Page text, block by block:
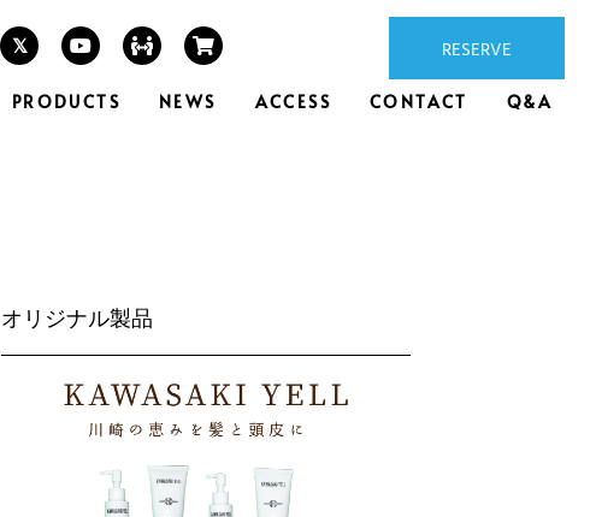
RESERVE
PRODUCTS NEWS ACCESS CONTACT Q&A
オリジナル製品